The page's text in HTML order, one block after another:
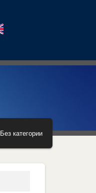
Без категории